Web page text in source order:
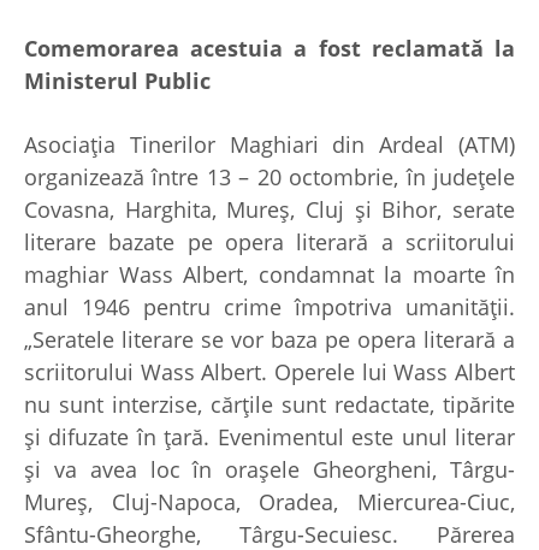
Comemorarea acestuia a fost reclamată la
Ministerul Public
Asociaţia Tinerilor Maghiari din Ardeal (ATM)
organizează între 13 – 20 octombrie, în judeţele
Covasna, Harghita, Mureş, Cluj şi Bihor, serate
literare bazate pe opera literară a scriitorului
maghiar Wass Albert, condamnat la moarte în
anul 1946 pentru crime împotriva umanităţii.
„Seratele literare se vor baza pe opera literară a
scriitorului Wass Albert. Operele lui Wass Albert
nu sunt interzise, cărţile sunt redactate, tipărite
şi difuzate în ţară. Evenimentul este unul literar
şi va avea loc în oraşele Gheorgheni, Târgu-
Mureş, Cluj-Napoca, Oradea, Miercurea-Ciuc,
Sfântu-Gheorghe, Târgu-Secuiesc. Părerea